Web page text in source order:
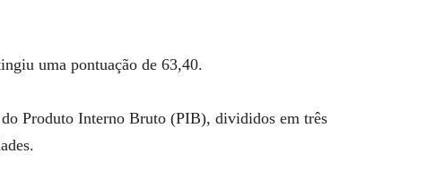
uma pontuação de 63,40.
Produto Interno Bruto (PIB), divididos em três